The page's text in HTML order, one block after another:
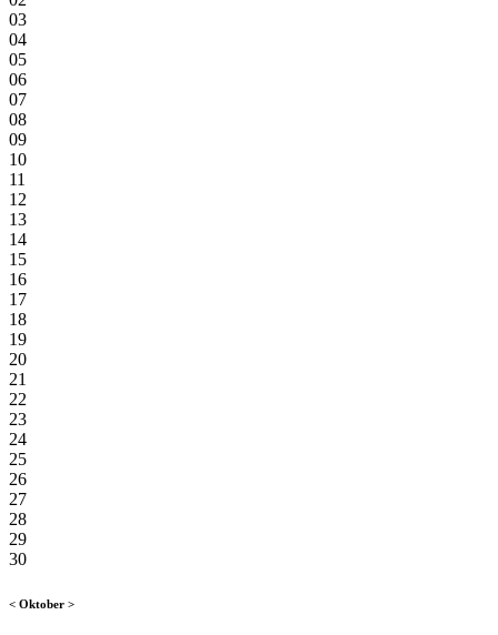
03
04
05
06
07
08
09
10
11
12
13
14
15
16
17
18
19
20
21
22
23
24
25
26
27
28
29
30
< Oktober >